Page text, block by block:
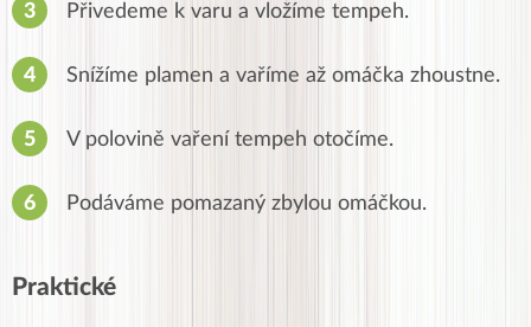
Přivedeme k varu a vložíme tempeh.
Snížíme plamen a vaříme až omáčka zhoustne.
V polovině vaření tempeh otočíme.
Podáváme pomazaný zbylou omáčkou.
Praktické